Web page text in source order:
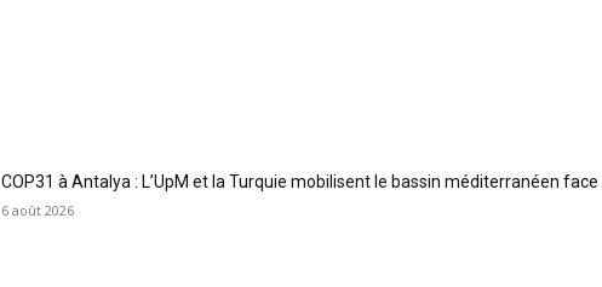
COP31 à Antalya : L’UpM et la Turquie mobilisent le bassin méditerranéen
6 août 2026